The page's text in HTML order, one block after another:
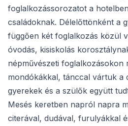
foglalkozássorozatot a
családoknak. Délelőttönként a
függően két foglalkozás közül
óvodás, kisiskolás
népművészeti foglalkozásokon
mondókákkal, tánccal vártuk a
gyerekek és a szülők együtt
Mesés keretben napról napra
citerával, dudával, furulyákkal